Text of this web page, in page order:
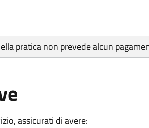
pratica non prevede alcun
assicurati di avere: